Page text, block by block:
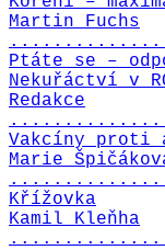
Martin Fuchs
Ptáte se –
Nekuřáctví v
Redakce
Vakcíny proti
Marie
Křížovka
Kamil Kleňha